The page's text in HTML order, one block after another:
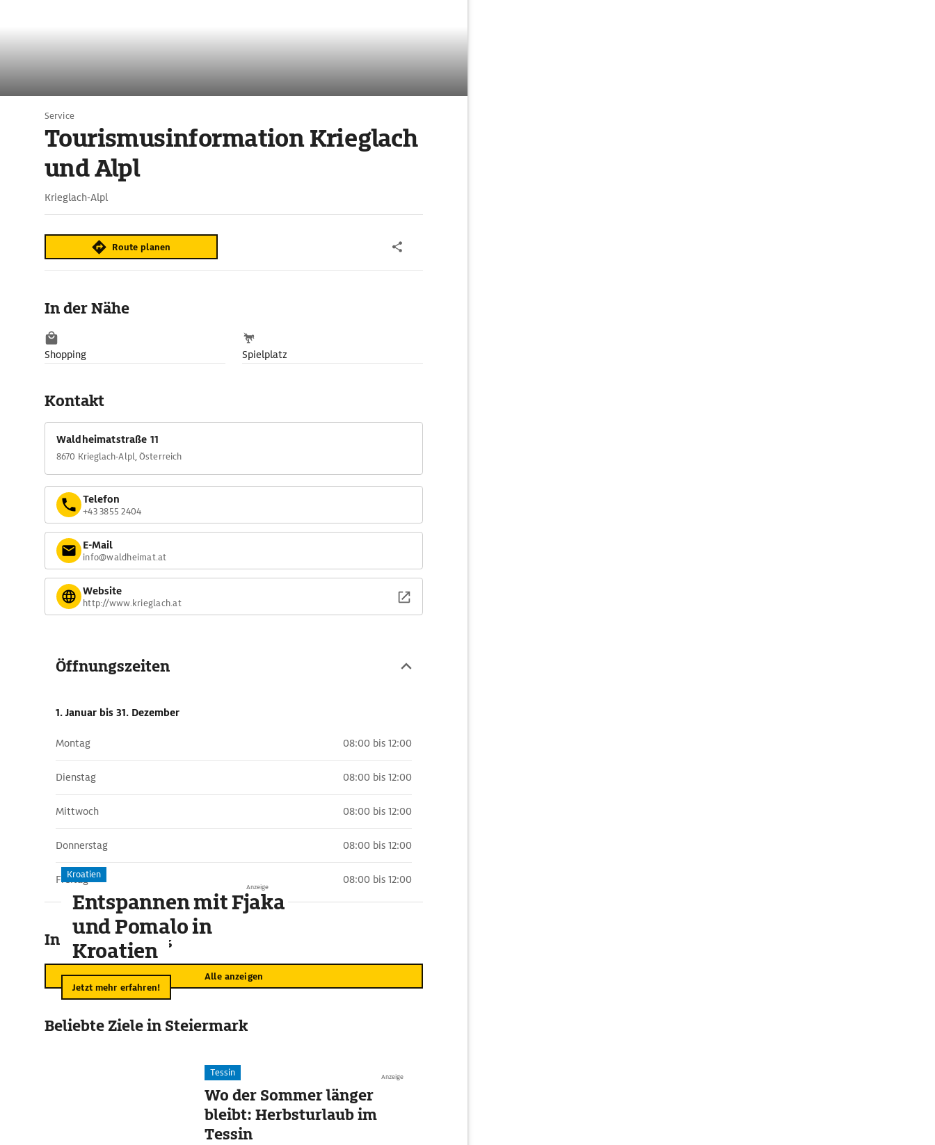
Service
Tourismusinformation Krieglach
und Alpl
Krieglach-Alpl
Route planen
In der Nähe
Shopping Spielplatz
Kontakt
Waldheimatstraße 11
8670 Krieglach-Alpl, Österreich
Telefon
+43 3855 2404
E-Mail
info@waldheimat.at
Website
http://www.krieglach.at
Öffnungszeiten
1. Januar bis 31. Dezember
Montag 08:00 bis 12:00
Dienstag 08:00 bis 12:00
Mittwoch 08:00 bis 12:00
Donnerstag 08:00 bis 12:00
Freitag 08:00 bis 12:00
In der Umgebung
Alle anzeigen
Anzeige
Kroatien
Entspannen mit Fjaka
und Pomalo in
Kroatien
Jetzt mehr erfahren!
Beliebte Ziele in Steiermark
Anzeige
Tessin
Wo der Sommer länger
bleibt: Herbsturlaub im
Tessin